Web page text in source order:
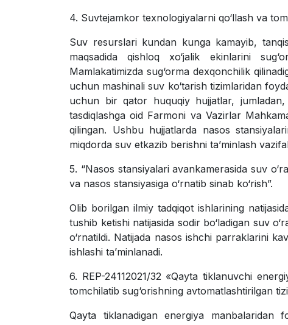
4. Suvtejamkor texnologiyalarni qo‘llash va
Suv resurslari kundan kunga kamayib,
maqsadida qishloq xo‘jalik ekinlarini
Mamlakatimizda sug‘orma dexqonchilik
uchun mashinali suv ko‘tarish tizimlaridan
uchun bir qator huquqiy hujjatlar, jumladan,
tasdiqlashga oid Farmoni va Vazirlar
qilingan. Ushbu hujjatlarda nasos
miqdorda suv еtkazib berishni ta’minlash
5. “Nasos stansiyalari avankamerasida suv
va nasos stansiyasiga o‘rnatib sinab ko‘rish”.
Olib borilgan ilmiy tadqiqot ishlarining
tushib ketishi natijasida sodir bo‘ladigan suv
o‘rnatildi. Natijada nasos ishchi parraklarini
ishlashi ta’minlanadi.
6. REP-24112021/32 «Qayta tiklanuvchi
tomchilatib sug‘orishning avtomatlashtirilgan
Qayta tiklanadigan energiya manbalaridan